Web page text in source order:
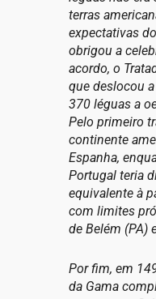
terras
expectativas
obrigou a
acordo, o
que deslocou
370 léguas a
Pelo primeiro
continente
Espanha,
Portugal teria
equivalente à
com limites
de Belém (PA)
Por fim, em
da Gama